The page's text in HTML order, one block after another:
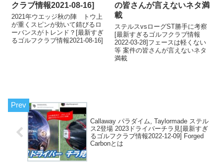
クラブ情報2021-08-16]
2021年ウエッジ秋の陣 トウ上
が重くスピンが効いて錆びるロ
ーバンスがトレンド？[最新すぎ
るゴルフクラブ情報2021-08-16]
の皆さんが言えないネタ満
載
ステルスvsローグST勝手に考察
[最新すぎるゴルフクラブ情報
2022-03-28]フェースは軽くない
等 案件の皆さんが言えないネタ
満載
Callaway パラダイム, Taylormade ステル
ス2登場 2023ドライバーチラ見[最新すぎ
るゴルフクラブ情報2022-12-09] Forged
Carbonとは